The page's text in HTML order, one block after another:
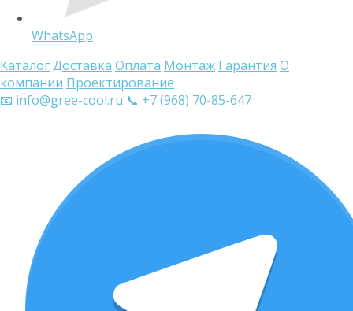
WhatsApp
КаталогДоставка Оплата Монтаж Гарантия О
компании Проектирование
📧 info@gree-cool.ru 📞 +7 (968) 70-85-647